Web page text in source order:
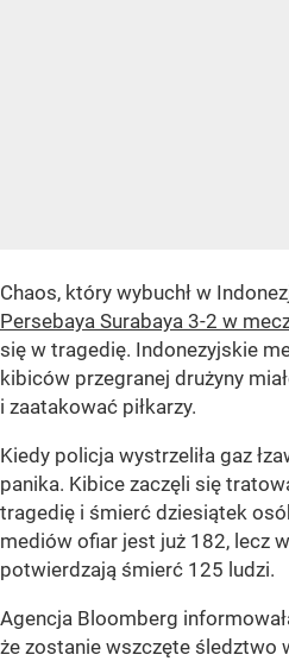
Chaos, który wybuchł w
Persebaya Surabaya 3-2 w
się w tragedię. Indonezyjskie
kibiców przegranej drużyny
i zaatakować piłkarzy.
Kiedy policja wystrzeliła gaz
panika. Kibice zaczęli się
tragedię i śmierć dziesiątek
mediów ofiar jest już 182, lecz
potwierdzają śmierć 125 ludzi.
Agencja Bloomberg
że zostanie wszczęte śledztwo